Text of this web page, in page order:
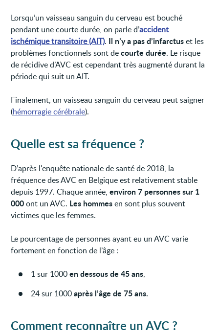
Lorsqu’un vaisseau sanguin du cerveau est bouché
pendant une courte durée, on parle d’accident
ischémique transitoire (AIT). Il n’y a pas d’infarctuset les
problèmes fonctionnels sont decourte durée. Le risque
de récidive d’AVC est cependant très augmenté durant la
période qui suit un AIT.
Finalement, un vaisseau sanguin du cerveau peut saigner
(hémorragie cérébrale).
Quelle est sa fréquence ?
D’après l'enquête nationale de santé de 2018, la
fréquence des AVC en Belgique est relativement stable
depuis 1997. Chaque année,environ 7 personnes sur 1
000ont un AVC. Les hommesen sont plus souvent
victimes que les femmes.
Le pourcentage de personnes ayant eu un AVC varie
fortement en fonction de l’âge :
1 sur 1000en dessous de 45 ans,
24 sur 1000après l’âge de 75 ans.
Comment reconnaître un AVC ?